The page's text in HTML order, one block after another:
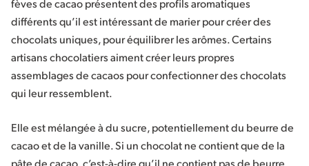
fèves de cacao présentent des profils aromatiques
différents qu’il est intéressant de marier pour créer des
chocolats uniques, pour équilibrer les arômes. Certains
artisans chocolatiers aiment créer leurs propres
assemblages de cacaos pour confectionner des chocolats
qui leur ressemblent.
Elle est mélangée à du sucre, potentiellement du beurre de
cacao et de la vanille. Si un chocolat ne contient que de la
pâte de cacao, c’est-à-dire qu’il ne contient pas de beurre